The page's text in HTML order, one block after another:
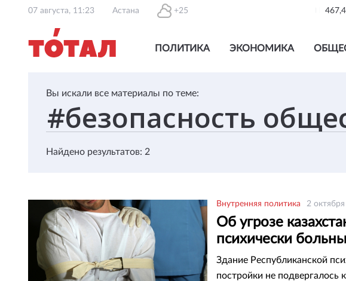
07 августа, 11:23 Астана +25
ПОЛИТИКА ЭКОНОМИКА
Вы искали все материалы по теме:
Найдено результатов: 2
Внутренняя политика 2
Об угрозе
психически
сенатор
Здание Республиканской
постройки не подвергалось